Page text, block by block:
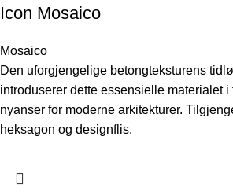
Icon Mosaico
Mosaico
Den uforgjengelige betongteksturens
introduserer dette essensielle materialet
nyanser for moderne arkitekturer.
heksagon og designflis.